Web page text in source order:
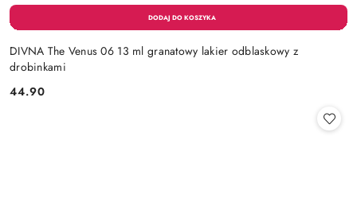
DIVNA The Venus 06 13 ml granatowy lakier odblaskowy z
drobinkami
Cena:
44.90